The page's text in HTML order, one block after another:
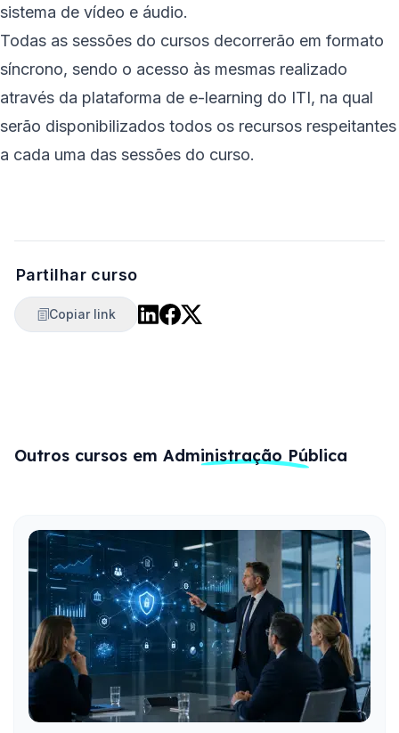
sistema de vídeo e áudio.
Todas as sessões do cursos decorrerão em formato
síncrono, sendo o acesso às mesmas realizado
através da plataforma de e-learning do ITI, na qual
serão disponibilizados todos os recursos respeitantes
a cada uma das sessões do curso.
Partilhar curso
Copiar link
Outros cursos em Administração Pública